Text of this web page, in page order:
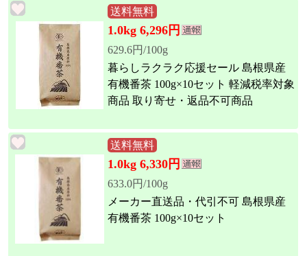
送料無料
1.0kg 6,296円
629.6円/100g
暮らしラクラク応援セール 島根県産
有機番茶 100g×10セット 軽減税率対象
商品 取り寄せ・返品不可商品
送料無料
1.0kg 6,330円
633.0円/100g
メーカー直送品・代引不可 島根県産
有機番茶 100g×10セット